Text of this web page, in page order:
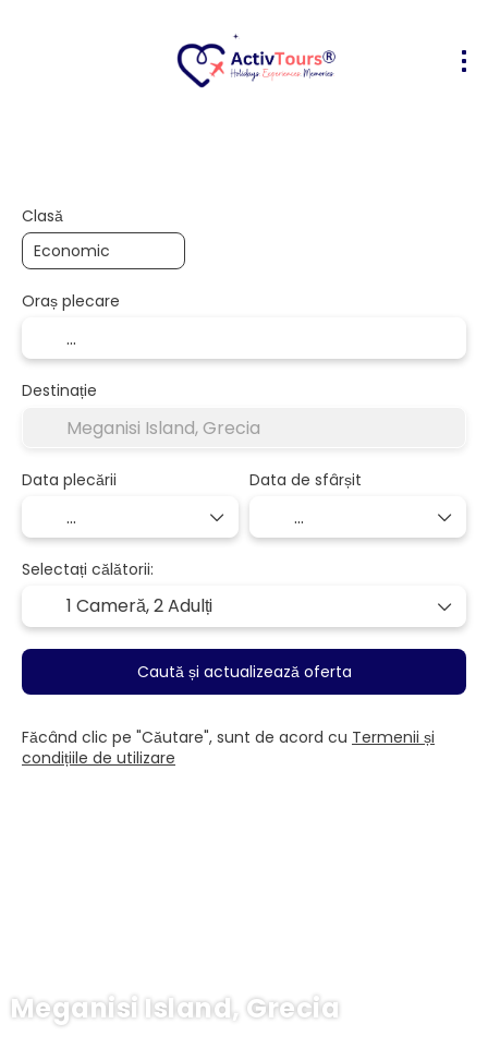
Meganisi Island, Grecia
Clasă
Oraș plecare
Destinație
Data plecării Data de sfârșit
Selectați călătorii:
1 Cameră,2 Adulți
Caută și actualizează oferta
Făcând clic pe "Căutare", sunt de acord cu Termenii și
condițiile de utilizare